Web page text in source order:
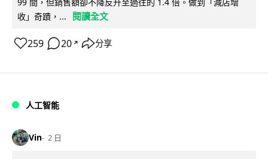
99 間，但銷售額卻不降反升至過往的 1.4 倍。做到「減店增
收」奇蹟，...
閱讀全文
259 20 ↗ 分享
人工智能
Vin 2 日